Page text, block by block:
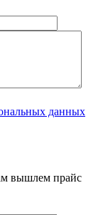
данных
вышлем прайс